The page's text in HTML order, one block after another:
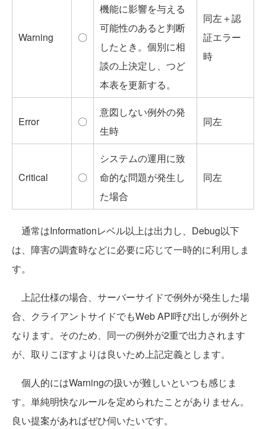
Warning 〇
機能に影響を与える
可能性のあると判断
したとき。個別に相
談の上決定し、つど
本表を更新する。
同左＋認
証エラー
時
Error 〇
意図しない例外の発
生時
同左
Critical 〇
システムの運用に致
命的な問題が発生し
た場合
同左
通常はInformationレベル以上は出力し、Debug以下
は、障害の調査時などに必要に応じて一時的に利用しま
す。
上記仕様の場合、サーバーサイドで例外が発生した場
合、クライアントサイドでもWeb API呼び出しが例外と
なります。そのため、同一の例外が2重で出力されます
が、取りこぼすよりは良いため上記定義とします。
個人的にはWarningの扱いが難しいといつも感じま
す。単純明快なルールを定められたことがありません。
良い提案があればぜひ伺いたいです。